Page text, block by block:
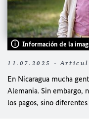
Información de la
11.07.2025 -
En Nicaragua mucha
Alemania. Sin embargo,
los pagos, sino